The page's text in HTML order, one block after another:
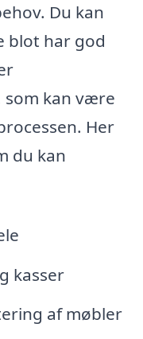
Du kan
blot har god
som kan være
Her
du kan
kasser
af møbler